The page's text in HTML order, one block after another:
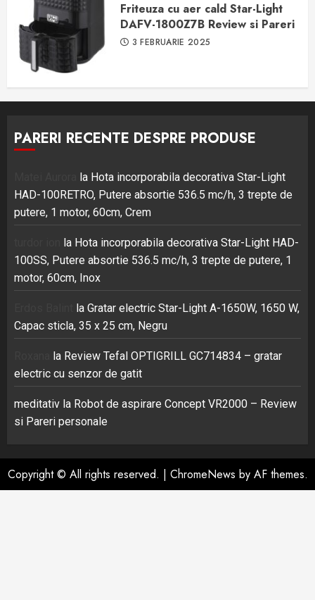
Friteuza cu aer cald Star-Light
DAFV-1800Z7B Review si Pareri
3 FEBRUARIE 2025
PARERI RECENTE DESPRE PRODUSE
la Hota incorporabila decorativa Star-Light
HAD-100RETRO, Putere absortie 536.5 mc/h, 3 trepte de
putere, 1 motor, 60cm, Crem
la Hota incorporabila decorativa Star-Light HAD-
100SS, Putere absortie 536.5 mc/h, 3 trepte de putere, 1
motor, 60cm, Inox
la Gratar electric Star-Light A-1650W, 1650 W,
Capac sticla, 35 x 25 cm, Negru
la Review Tefal OPTIGRILL GC714834 – gratar
electric cu senzor de gatit
meditativ la Robot de aspirare Concept VR2000 – Review
si Pareri personale
Copyright © All rights reserved. | ChromeNews by AF themes.